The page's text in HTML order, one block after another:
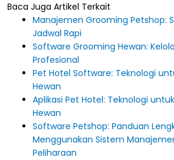
Baca Juga Artikel Terkait
Manajemen Grooming Petshop:
Jadwal Rapi
Software Grooming Hewan:
Profesional
Pet Hotel Software: Teknologi
Hewan
Aplikasi Pet Hotel: Teknologi
Hewan
Software Petshop: Panduan
Menggunakan Sistem
Peliharaan